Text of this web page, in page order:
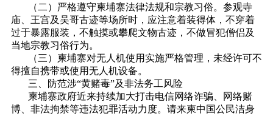
（二）严格遵守柬埔寨法律法规和宗教习俗。参观寺
庙、王宫及吴哥古迹等场所时，应注意着装得体，不穿着
过于暴露服装，不触摸或攀爬文物古迹，不做冒犯僧侣及
当地宗教习俗行为。
（三）柬埔寨对无人机使用实施严格管理，未经许可不
得擅自携带或使用无人机设备。
三、防范涉“黄赌毒”及非法务工风险
柬埔寨政府近来持续加大打击电信网络诈骗、网络赌
博、非法拘禁等违法犯罪活动力度。请来柬中国公民洁身